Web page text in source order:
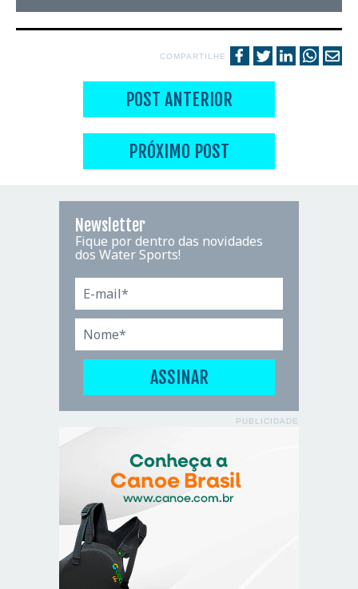
COMPARTILHE
POST ANTERIOR
PRÓXIMO POST
Newsletter
Fique por dentro das novidades
dos Water Sports!
PUBLICIDADE